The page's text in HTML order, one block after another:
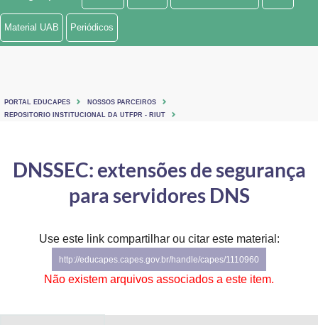
Ministério de Minas e Energia
Ministério do Turismo
Controladoria-Geral da União
Ministério da Mulher, da Família e dos Direitos Humanos
Secretaria-Geral
Material UAB Periódicos
PORTAL EDUCAPES
NOSSOS PARCEIROS
REPOSITORIO INSTITUCIONAL DA UTFPR - RIUT
DNSSEC: extensões de segurança
para servidores DNS
Use este link compartilhar ou citar este material:
http://educapes.capes.gov.br/handle/capes/1110960
Não existem arquivos associados a este item.